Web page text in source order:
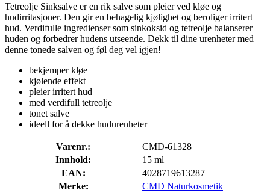
Tetreolje Sinksalve er en rik salve som pleier ved kløe og
hudirritasjoner. Den gir en behagelig kjølighet og beroliger irritert
hud. Verdifulle ingredienser som sinkoksid og tetreolje balanserer
huden og forbedrer hudens utseende. Dekk til dine urenheter med
denne tonede salven og føl deg vel igjen!
bekjemper kløe
kjølende effekt
pleier irritert hud
med verdifull tetreolje
tonet salve
ideell for å dekke hudurenheter
Varenr.:
CMD-61328
Innhold:
15 ml
EAN:
4028719613287
Merke:
CMD Naturkosmetik